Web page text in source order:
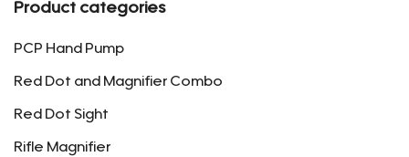
Product categories
PCP Hand Pump
Red Dot and Magnifier Combo
Red Dot Sight
Rifle Magnifier